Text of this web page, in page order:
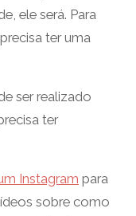
ele será. Para
ter uma
ser realizado
ter
Instagram para
sobre como